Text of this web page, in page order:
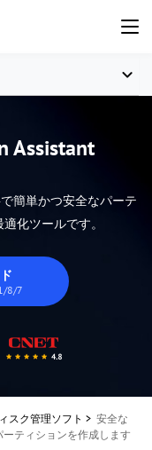
Assistant
簡単かつ安全なパーテ
化ツールです。
8/7
スク管理ソフト > 安全な
ティションを作成します